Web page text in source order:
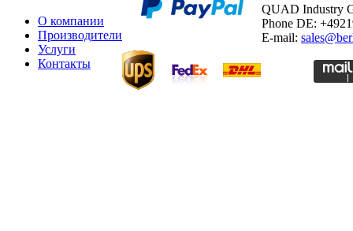
О компании
Производители
Услуги
Контакты
QUAD Industry
Phone DE:
E-mail: